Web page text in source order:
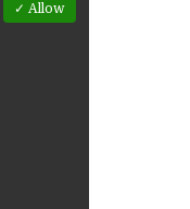
✓ Allow